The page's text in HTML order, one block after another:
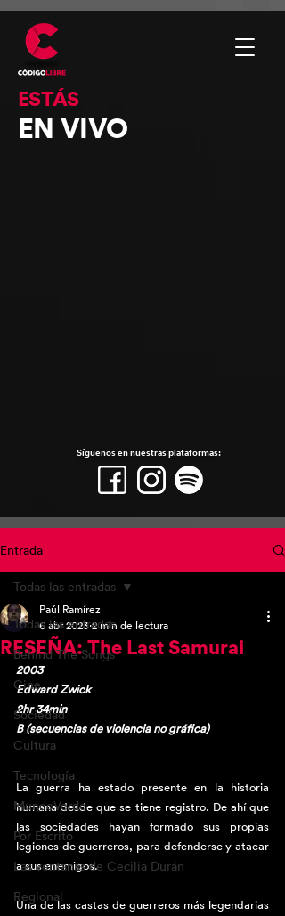
ESTÁS
EN VIVO
Síguenos en nuestras plataformas:
Entrada
Todas las entradas
Behind The Songs
Cine
Sociedad
Cultura
Tecnología
MundoVerde
Por Escrito
Las ventanas de Cecilia Durán
Regional
Todas las entradas
RESEÑA: The Last Samurai
Paúl Ramírez
6 abr 20232 min de lectura
2003
Edward Zwick
2hr 34min
B (secuencias de violencia no gráfica)
La guerra ha estado presente en la historia
humana desde que se tiene registro. De ahí que
las sociedades hayan formado sus propias
legiones de guerreros, para defenderse y atacar
a sus enemigos.
Una de las castas de guerreros más legendarias